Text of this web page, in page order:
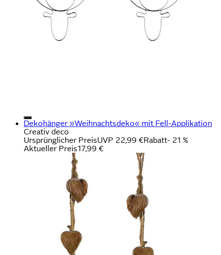
Dekohänger »Weihnachtsdeko« mit Fell-Applikation
Creativ deco
Ursprünglicher PreisUVP 22,99 €Rabatt- 21 %
Aktueller Preis17,99 €